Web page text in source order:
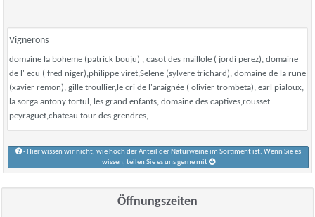
Vignerons
domaine la boheme (patrick bouju) , casot des maillole ( jordi perez), domaine
de l' ecu ( fred niger),philippe viret,Selene (sylvere trichard), domaine de la rune
(xavier remon), gille troullier,le cri de l'araignée ( olivier trombeta), earl pialoux,
la sorga antony tortul, les grand enfants, domaine des captives,rousset
peyraguet,chateau tour des grendres,
- Hier wissen wir nicht, wie hoch der Anteil der Naturweine im Sortiment ist. Wenn Sie es
wissen, teilen Sie es uns gerne mit
Öffnungszeiten